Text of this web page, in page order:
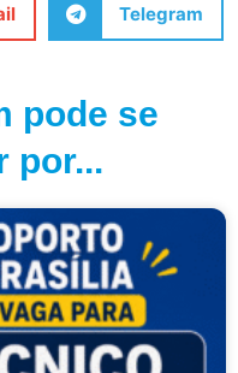
Telegram
pode se
por...